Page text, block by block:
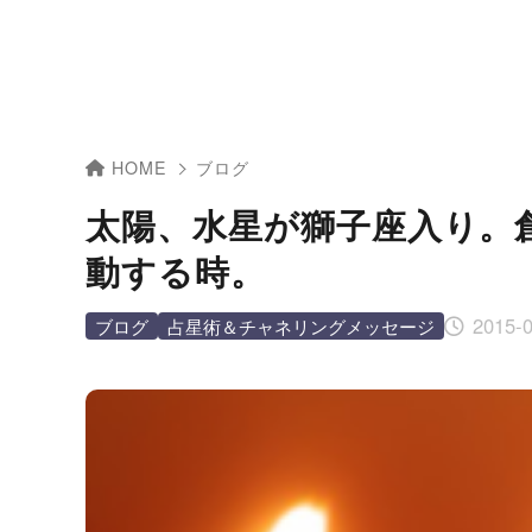
HOME ブログ
太陽、水星が獅子座入り
動する時。
2015-
ブログ 占星術＆チャネリングメッセージ